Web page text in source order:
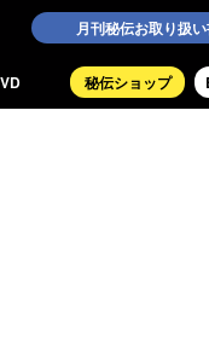
月刊秘伝お取り扱
秘伝ショップ